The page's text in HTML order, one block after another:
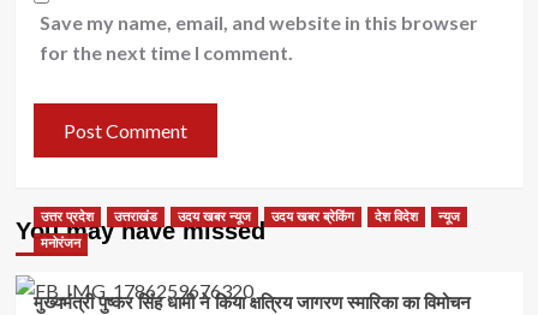
Save my name, email, and website in this browser
for the next time I comment.
You may have missed
उत्तर प्रदेश उत्तराखंड उदय खबर न्यूज उदय खबर ब्रेकिंग देश विदेश
न्यूज
मनोरंजन
मुख्यमंत्री पुष्कर सिंह धामी ने किया क्षत्रिय जागरण स्मारिका का विमोचन